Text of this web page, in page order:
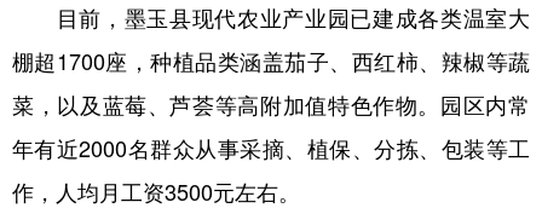
目前，墨玉县现代农业产业园已建成各类温室大
棚超1700座，种植品类涵盖茄子、西红柿、辣椒等蔬
菜，以及蓝莓、芦荟等高附加值特色作物。园区内常
年有近2000名群众从事采摘、植保、分拣、包装等工
作，人均月工资3500元左右。